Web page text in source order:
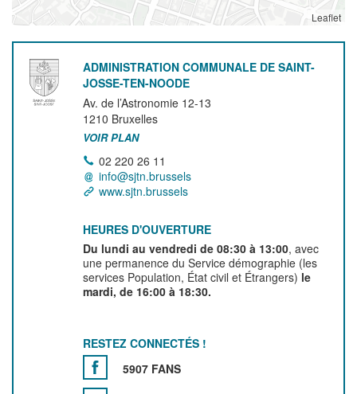
Leaflet
ADMINISTRATION COMMUNALE DE SAINT-
JOSSE-TEN-NOODE
Av. de l’Astronomie 12-13
1210 Bruxelles
VOIR PLAN
02 220 26 11
info@sjtn.brussels
www.sjtn.brussels
HEURES D'OUVERTURE
Du lundi au vendredi de 08:30 à 13:00, avec
une permanence du Service démographie (les
services Population, État civil et Étrangers) le
mardi, de 16:00 à 18:30.
RESTEZ CONNECTÉS !
5907 FANS